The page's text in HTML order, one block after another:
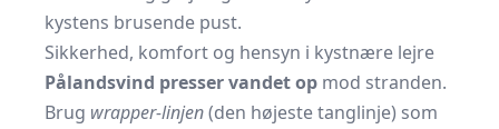
kystens brusende pust.
Sikkerhed, komfort og hensyn i kystnære lejre
Pålandsvind presser vandet op mod stranden.
Brug wrapper-linjen(den højeste tanglinje) som